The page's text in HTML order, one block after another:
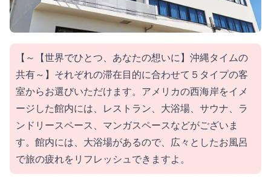
【～【世界でひとつ、あなたの想いに】沖縄タイムの
共有～】それぞれの滞在目的に合わせて５タイプの客
室からお選びいただけます。アメリカの西海岸をイメ
ージした館内には、レストラン、大浴場、サウナ、ラ
ンドリースペース、マンガスペースなどがございま
す。館内には、大浴場があるので、広々としたお風呂
で旅の疲れをリフレッシュできますよ。